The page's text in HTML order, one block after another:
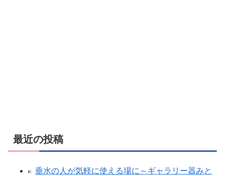
最近の投稿
垂水の人が気軽に使える場に～ギャラリー器みと